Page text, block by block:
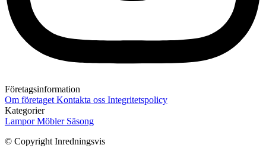
Företagsinformation
Om företaget Kontakta oss Integritetspolicy
Kategorier
LamporMöbler Säsong
© Copyright Inredningsvis